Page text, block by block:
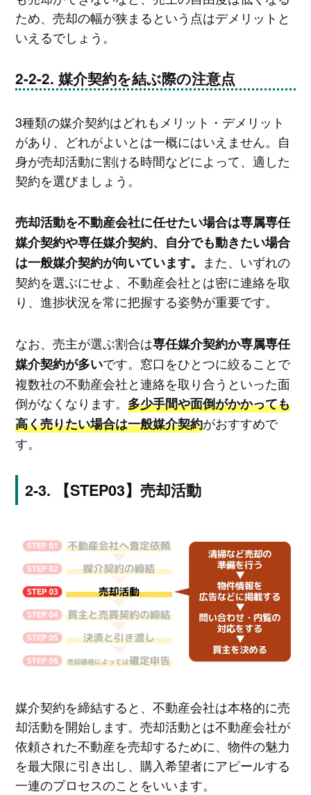
ため、売却の幅が狭まるという点はデメリットと
いえるでしょう。
媒介契約を結ぶ際の注意点
3種類の媒介契約はどれもメリット・デメリット
があり、どれがよいとは一概にはいえません。自
身が売却活動に割ける時間などによって、適した
契約を選びましょう。
売却活動を不動産会社に任せたい場合は専属専任
媒介契約や専任媒介契約、自分でも動きたい場合
は一般媒介契約が向いています。 また、いずれの
契約を選ぶにせよ、不動産会社とは密に連絡を取
り、進捗状況を常に把握する姿勢が重要です。
なお、売主が選ぶ割合は専任媒介契約か専属専任
媒介契約が多いです。窓口をひとつに絞ることで
複数社の不動産会社と連絡を取り合うといった面
倒がなくなります。 多少手間や面倒がかかっても
高く売りたい場合は一般媒介契約がおすすめで
す。
【STEP03】売却活動
媒介契約を締結すると、不動産会社は本格的に売
却活動を開始します。売却活動とは不動産会社が
依頼された不動産を売却するために、物件の魅力
を最大限に引き出し、購入希望者にアピールする
一連のプロセスのことをいいます。